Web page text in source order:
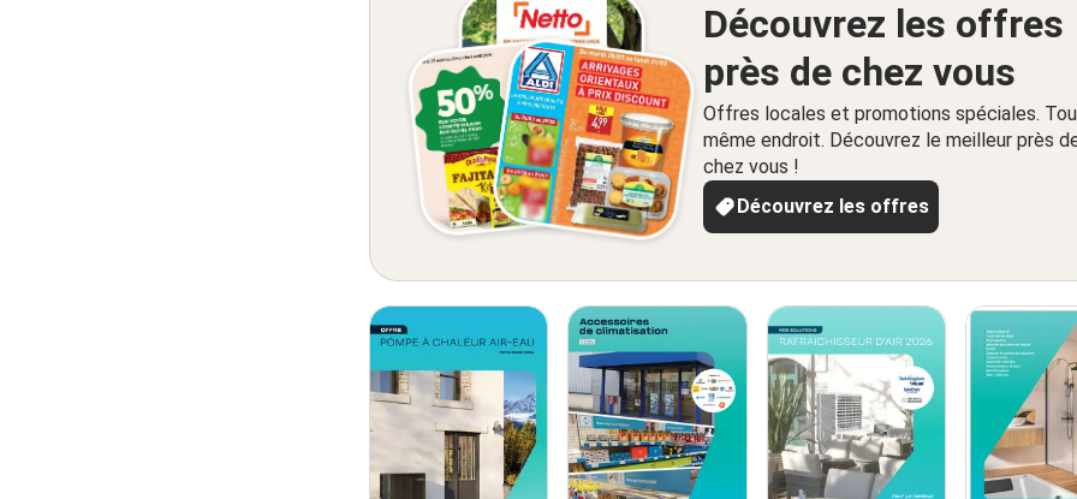
Découvrez les offres
près de chez vous
Offres locales et promotions spéciales.
même endroit. Découvrez le meilleur près
chez vous !
Découvrez les offres